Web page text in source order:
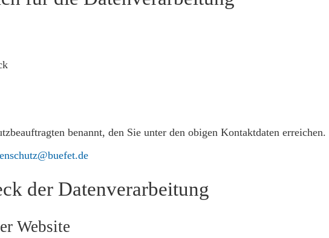
benannt, den Sie unter den obigen Kontaktdaten erreichen.
der Datenverarbeitung
Website